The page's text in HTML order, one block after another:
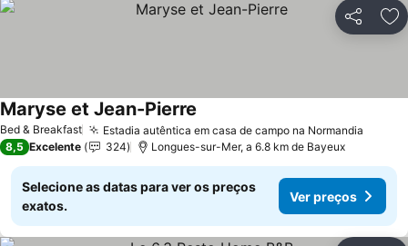
Partilhar
Bed & Breakfast Estadia autêntica em casa de campo na Normandia
Maryse et Jean-Pierre
8,5 Excelente 324 Longues-sur-Mer, a 6.8 km de Bayeux
Selecione as datas para ver os preços
exatos.
Ver preços